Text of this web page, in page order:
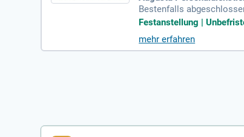
Bestenfalls
m Umgang mit filigranen
Festanstellung |
mehr erfahren